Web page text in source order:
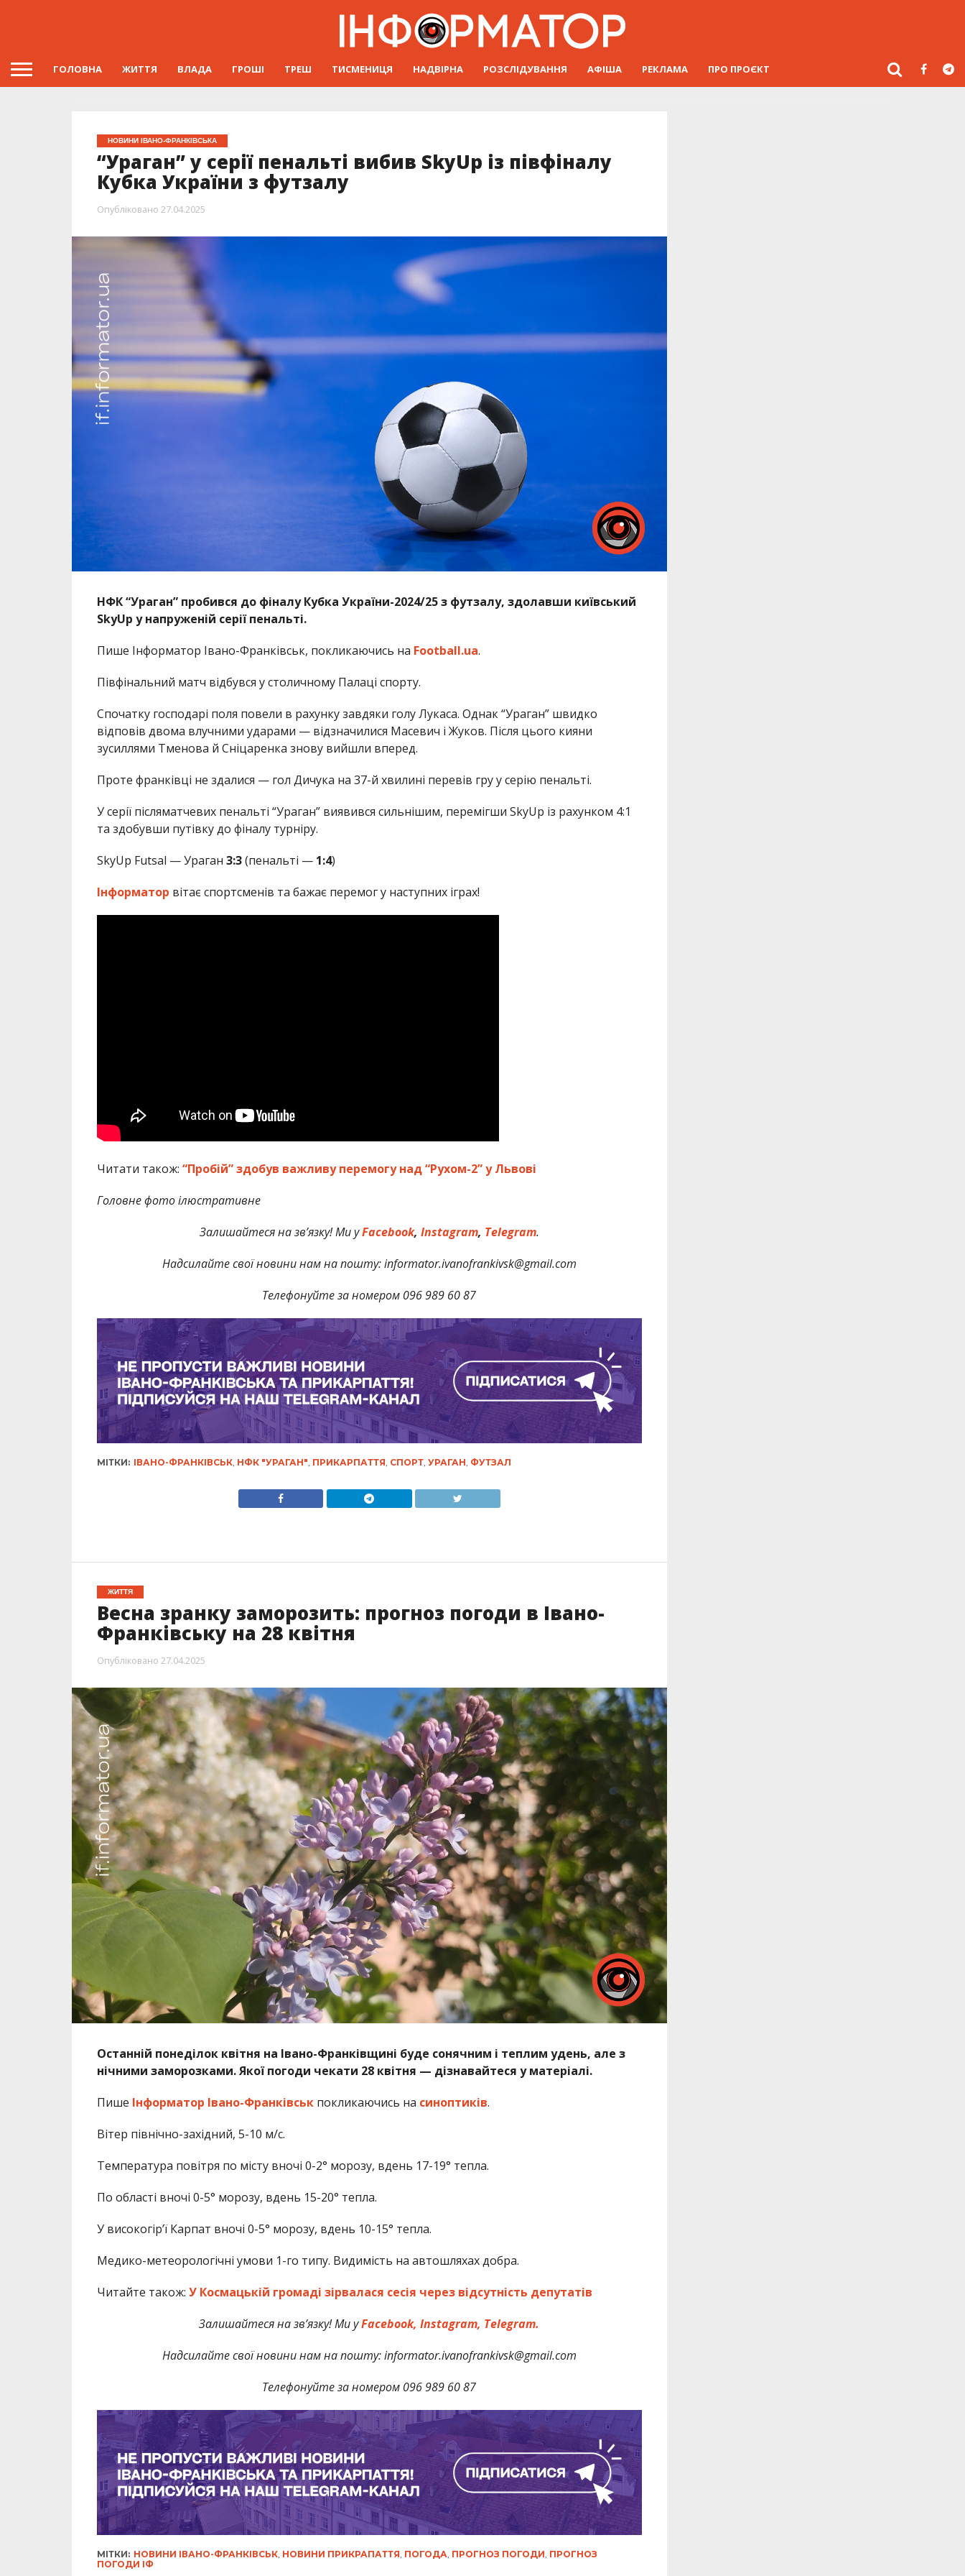
ГОЛОВНА ЖИТТЯ ВЛАДА ГРОШІ ТРЕШ ТИСМЕНИЦЯ НАДВІРНА РОЗСЛІДУВАННЯ АФІША РЕКЛАМА ПРО ПРОЄКТ
НОВИНИ ІВАНО-ФРАНКІВСЬКА
“Ураган” у серії пенальті вибив SkyUp із півфіналу
Кубка України з футзалу
Опубліковано 27.04.2025
НФК “Ураган” пробився до фіналу Кубка України-2024/25 з футзалу, здолавши київський
SkyUp у напруженій серії пенальті.
Пише Інформатор Івано-Франківськ, покликаючись на Football.ua.
Півфінальний матч відбувся у столичному Палаці спорту.
Спочатку господарі поля повели в рахунку завдяки голу Лукаса. Однак “Ураган” швидко
відповів двома влучними ударами — відзначилися Масевич і Жуков. Після цього кияни
зусиллями Тменова й Сніцаренка знову вийшли вперед.
Проте франківці не здалися — гол Дичука на 37-й хвилині перевів гру у серію пенальті.
У серії післяматчевих пенальті “Ураган” виявився сильнішим, перемігши SkyUp із рахунком 4:1
та здобувши путівку до фіналу турніру.
SkyUp Futsal — Ураган 3:3(пенальті — 1:4)
Інформатор вітає спортсменів та бажає перемог у наступних іграх!
Читати також: “Пробій” здобув важливу перемогу над “Рухом-2” у Львові
Головне фото ілюстративне
Залишайтеся на зв’язку! Ми уFacebook, Instagram, Telegram.
Надсилайте свої новини нам на пошту: informator.ivanofrankivsk@gmail.com
Телефонуйте за номером 096 989 60 87
МІТКИ: ІВАНО-ФРАНКІВСЬК, НФК "УРАГАН", ПРИКАРПАТТЯ, СПОРТ, УРАГАН, ФУТЗАЛ
ЖИТТЯ
Весна зранку заморозить: прогноз погоди в Івано-
Франківську на 28 квітня
Опубліковано 27.04.2025
Останній понеділок квітня на Івано-Франківщині буде сонячним і теплим удень, але з
нічними заморозками. Якої погоди чекати 28 квітня — дізнавайтеся у матеріалі.
Пише Інформатор Івано-Франківськпокликаючись на синоптиків.
Вітер північно-західний, 5-10 м/с.
Температура повітря по місту вночі 0-2° морозу, вдень 17-19° тепла.
По області вночі 0-5° морозу, вдень 15-20° тепла.
У високогір’ї Карпат вночі 0-5° морозу, вдень 10-15° тепла.
Медико-метеорологічні умови 1-го типу. Видимість на автошляхах добра.
Читайте також: У Космацькій громаді зірвалася сесія через відсутність депутатів
Залишайтеся на зв’язку! Ми уFacebook, Instagram, Telegram.
Надсилайте свої новини нам на пошту: informator.ivanofrankivsk@gmail.com
Телефонуйте за номером 096 989 60 87
МІТКИ: НОВИНИ ІВАНО-ФРАНКІВСЬК, НОВИНИ ПРИКРАПАТТЯ ПОГОДА ПРОГНОЗ ПОГОДИ ПРОГНОЗ
ПОГОДИ ІФ